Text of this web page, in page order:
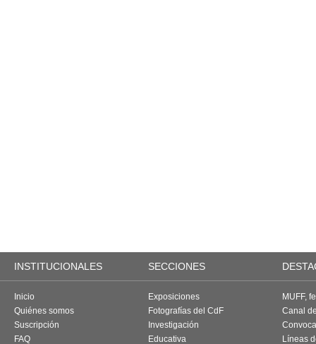
INSTITUCIONALES SECCIONES
Inicio
Quiénes somos
Suscripción
FAQ
Exposiciones
Fotografías del CdF
Investigación
Educativa
MUFF,
Canal
Líneas